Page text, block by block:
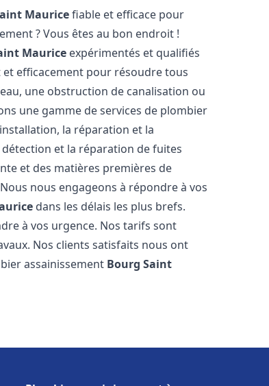
Mauricefiable et efficace pour
? Vous êtes au bon endroit !
Maurice expérimentés et qualifiés
efficacement pour résoudre tous
une obstruction de canalisation ou
une gamme de services de plombier
la réparation et la
et la réparation de fuites
et des matières premières de
nous engageons à répondre à vos
dans les délais les plus brefs.
à vos urgence. Nos tarifs sont
Nos clients satisfaits nous ont
assainissement Bourg Saint